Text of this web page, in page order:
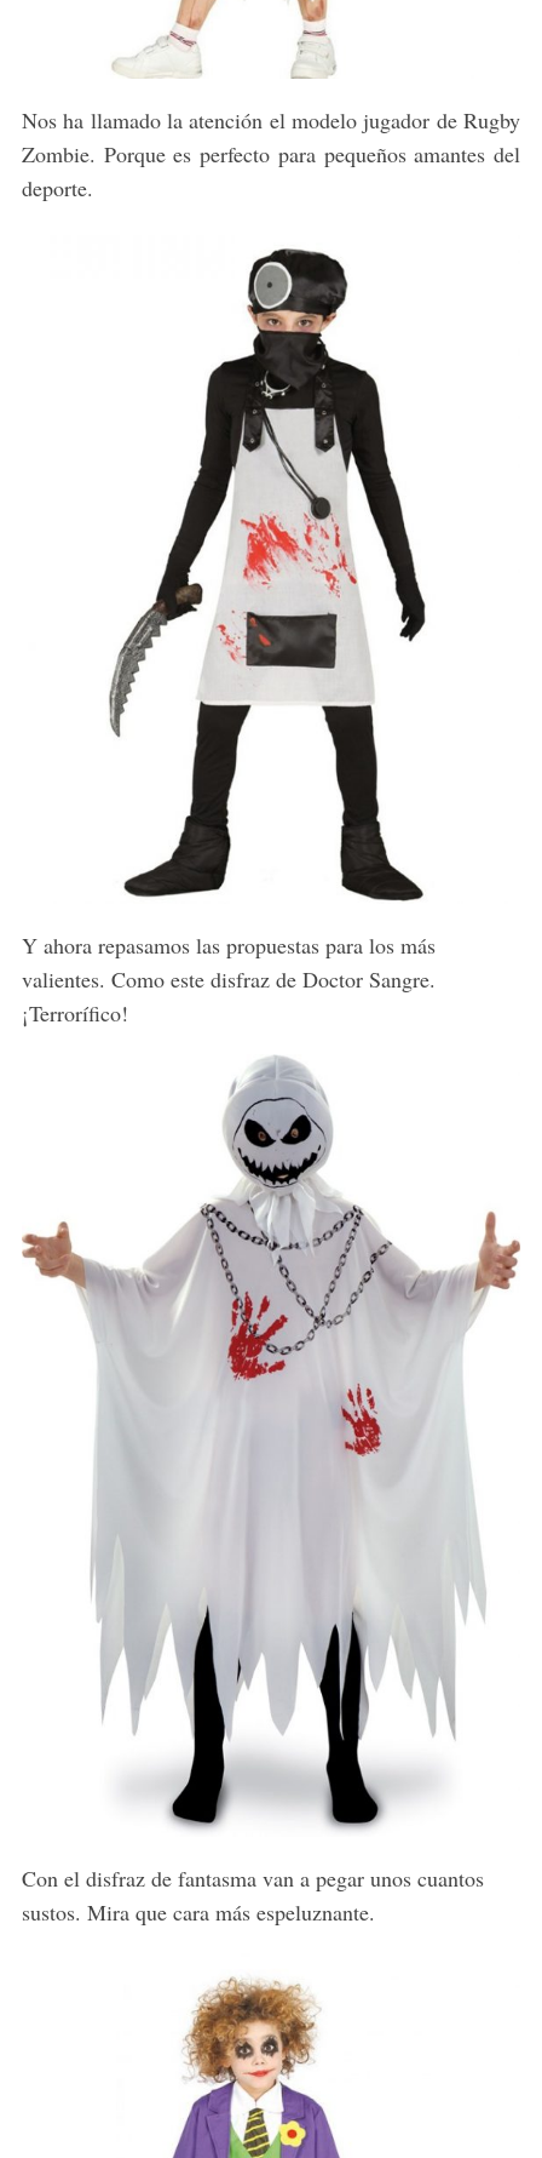
Nos ha llamado la atención el modelo jugador de Rugby
Zombie. Porque es perfecto para pequeños amantes del
deporte.
Y ahora repasamos las propuestas para los más
valientes. Como este disfraz de Doctor Sangre.
¡Terrorífico!
Con el disfraz de fantasma van a pegar unos cuantos
sustos. Mira que cara más espeluznante.